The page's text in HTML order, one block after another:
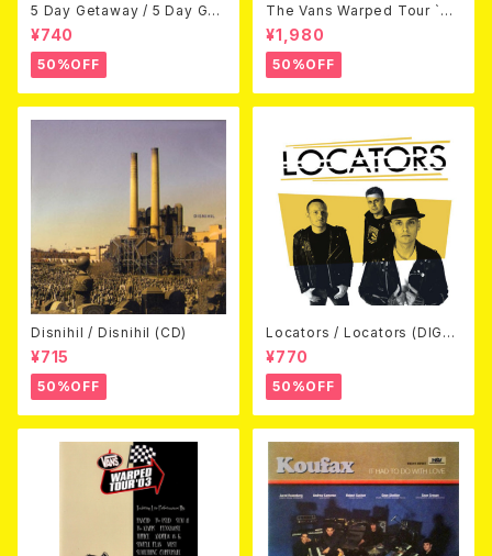
5 Day Getaway / 5 Day Get
away (CDEP)
¥740
50%OFF
The Vans Warped Tour `04
Beyond Warped (国内盤DV
D)
¥1,980
50%OFF
Disnihil / Disnihil (CD)
¥715
50%OFF
Locators / Locators (DIGPA
CK CD)
¥770
50%OFF